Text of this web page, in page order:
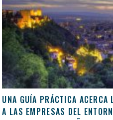
UNA GUÍA PRÁCTICA
A LAS EMPRESAS DEL